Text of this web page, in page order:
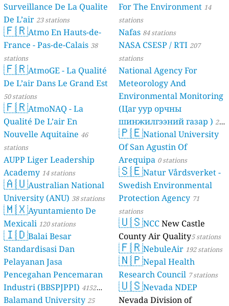
Surveillance De La Qualite
De L’air 23 stations
🇫🇷Atmo En Hauts-de-
France - Pas-de-Calais 38
stations
🇫🇷AtmoGE - La Qualité
De L’air Dans Le Grand Est
50 stations
🇫🇷AtmoNAQ - La
Qualité De L’air En
Nouvelle Aquitaine 46
stations
AUPP Liger Leadership
Academy 14 stations
🇦🇺Australian National
University (ANU) 38 stations
🇲🇽Ayuntamiento De
Mexicali 120 stations
🇮🇩Balai Besar
Standardisasi Dan
Pelayanan Jasa
Pencegahan Pencemaran
Industri (BBSPJPPI) 4152
stations
Balamand University25
For The Environment 14
stations
Nafas 84 stations
NASA CSESP / RTI 207
stations
National Agency For
Meteorology And
Environmental Monitoring
(Цаг уур орчны
шинжилгээний газар ) 21
stations
🇵🇪National University
Of San Agustin Of
Arequipa 0 stations
🇸🇪Natur Vårdsverket -
Swedish Environmental
Protection Agency 71
stations
🇺🇸NCCNew Castle
County Air Quality5 stations
🇫🇷NebuleAir 192 stations
🇳🇵Nepal Health
Research Council 7 stations
🇺🇸Nevada NDEP
Nevada Division of